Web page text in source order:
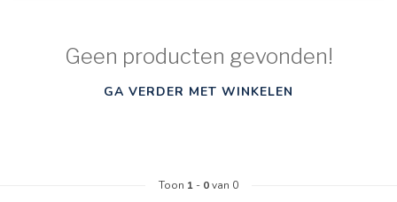
Geen producten gevonden!
GA VERDER MET WINKELEN
Toon 1 - 0van 0